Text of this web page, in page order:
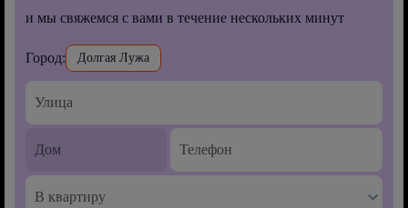
и мы свяжемся с вами в течение нескольких минут
Город: Долгая Лужа
В квартиру